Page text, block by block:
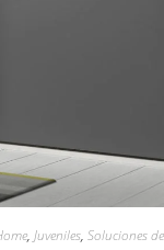
, Juveniles, Soluciones